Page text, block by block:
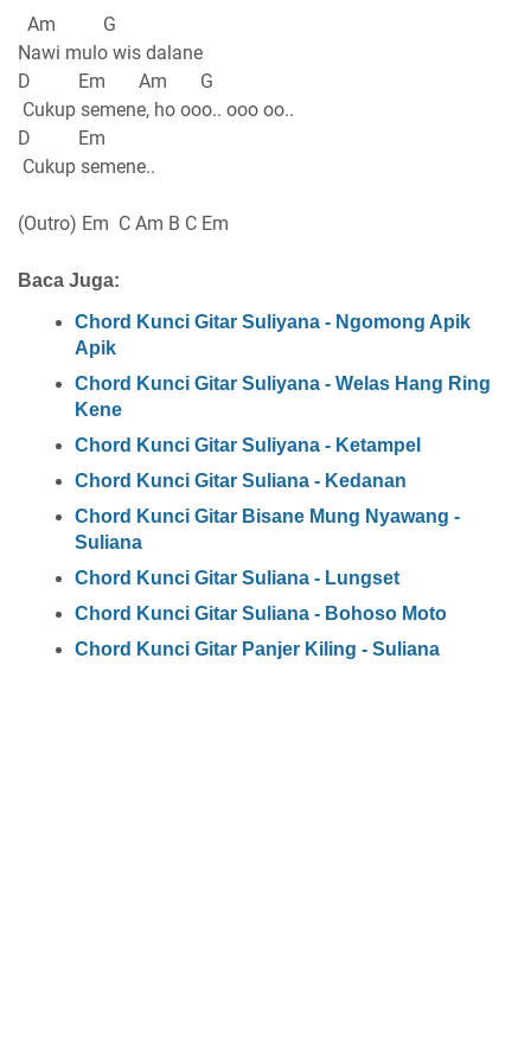
Am G
Nawi mulo wis dalane
D Em Am G
Cukup semene, ho ooo.. ooo oo..
D Em
Cukup semene..
(Outro) Em C Am B C Em
Baca Juga:
Chord Kunci Gitar Suliyana - Ngomong Apik
Apik
Chord Kunci Gitar Suliyana - Welas Hang Ring
Kene
Chord Kunci Gitar Suliyana - Ketampel
Chord Kunci Gitar Suliana - Kedanan
Chord Kunci Gitar Bisane Mung Nyawang -
Suliana
Chord Kunci Gitar Suliana - Lungset
Chord Kunci Gitar Suliana - Bohoso Moto
Chord Kunci Gitar Panjer Kiling - Suliana